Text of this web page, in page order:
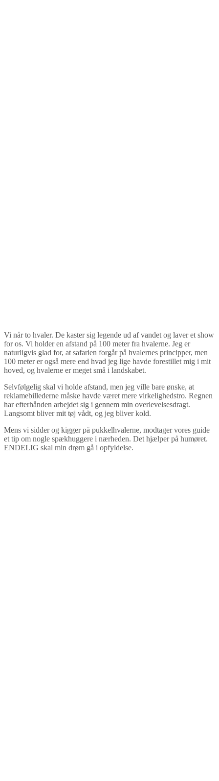
Vi når to hvaler. De kaster sig legende ud af vandet og laver et show
for os. Vi holder en afstand på 100 meter fra hvalerne. Jeg er
naturligvis glad for, at safarien forgår på hvalernes principper, men
100 meter er også mere end hvad jeg lige havde forestillet mig i mit
hoved, og hvalerne er meget små i landskabet.
Selvfølgelig skal vi holde afstand, men jeg ville bare ønske, at
reklamebillederne måske havde været mere virkelighedstro. Regnen
har efterhånden arbejdet sig i gennem min overlevelsesdragt.
Langsomt bliver mit tøj vådt, og jeg bliver kold.
Mens vi sidder og kigger på pukkelhvalerne, modtager vores guide
et tip om nogle spækhuggere i nærheden. Det hjælper på humøret.
ENDELIG skal min drøm gå i opfyldelse.